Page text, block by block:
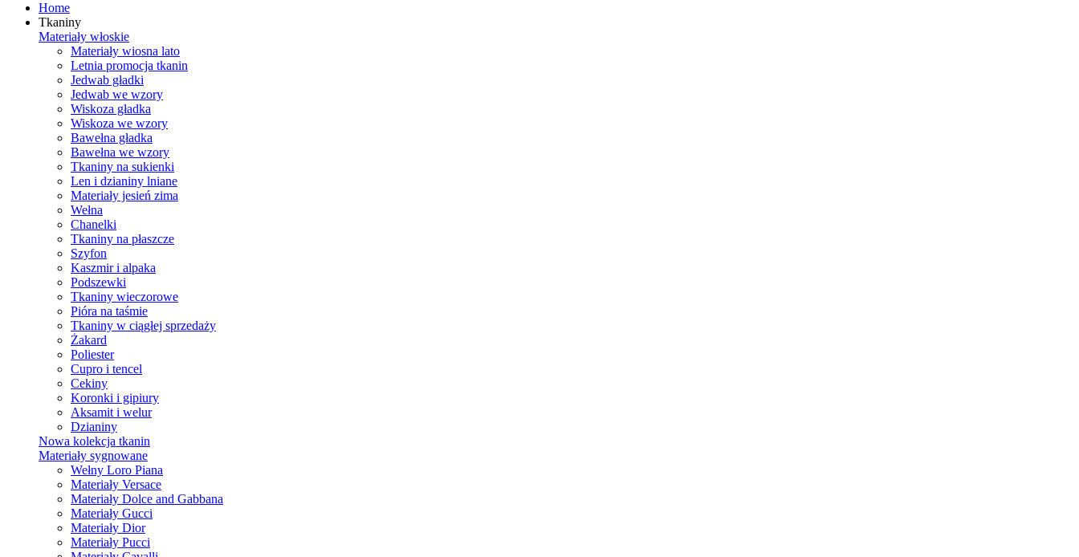
Home
Tkaniny
Materiały włoskie
Materiały wiosna lato
Letnia promocja tkanin
Jedwab gładki
Jedwab we wzory
Wiskoza gładka
Wiskoza we wzory
Bawełna gładka
Bawełna we wzory
Tkaniny na sukienki
Len i dzianiny lniane
Materiały jesień zima
Wełna
Chanelki
Tkaniny na płaszcze
Szyfon
Kaszmir i alpaka
Podszewki
Tkaniny wieczorowe
Pióra na taśmie
Tkaniny w ciągłej sprzedaży
Żakard
Poliester
Cupro i tencel
Cekiny
Koronki i gipiury
Aksamit i welur
Dzianiny
Nowa kolekcja tkanin
Materiały sygnowane
Wełny Loro Piana
Materiały Versace
Materiały Dolce and Gabbana
Materiały Gucci
Materiały Dior
Materiały Pucci